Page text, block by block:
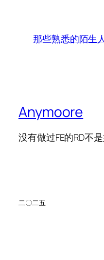
那些熟悉的陌生
Anymoore
没有做过FE的RD不
二〇二五